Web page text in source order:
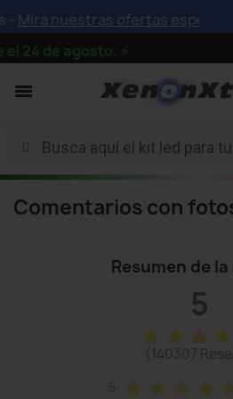
Mira nuestras ofertas
24 de agosto.⚡
Comentarios con
Resumen de
5
star star star star
(140307
star star star star